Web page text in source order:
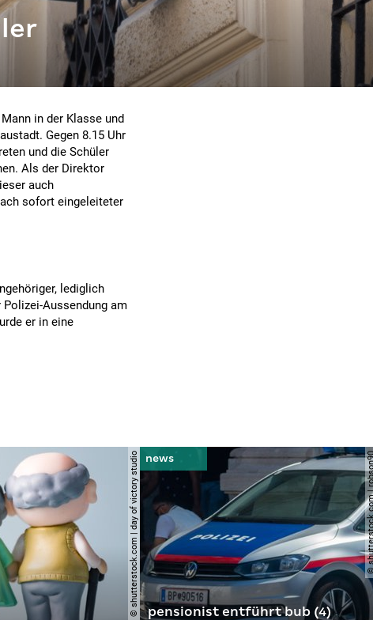
in der Klasse und
Gegen 8.15 Uhr
und die Schüler
Als der Direktor
auch
sofort eingeleiteter
lediglich
Aussendung am
er in eine
© shutterstock.com | day of victory studio ©
pensionist entführt bub (4)